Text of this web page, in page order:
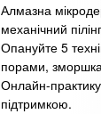
Алмазна
механічний
Опануйте 5
порами,
Онлайн-
підтримкою.